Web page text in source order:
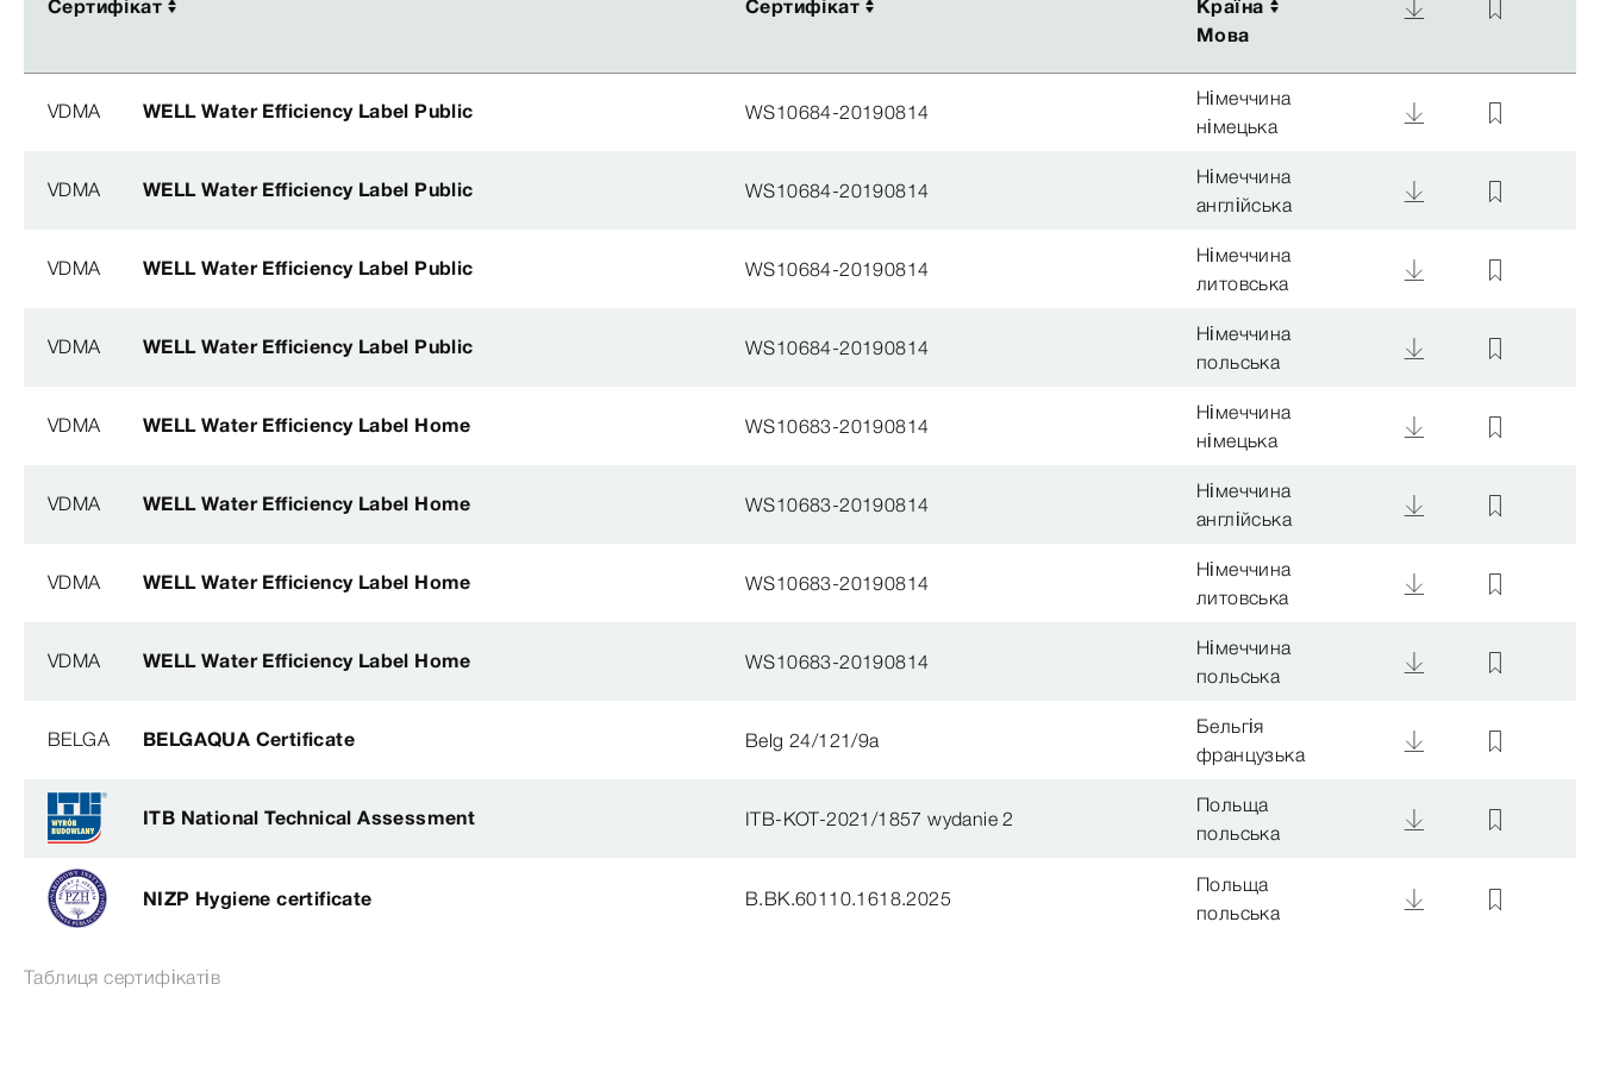
Сертифікат Сертифікат
Країна
Мова
Сертифікат Сертифікат
Країна
Мова
VDMA WELL Water Efficiency Label Public WS10684-20190814
Німеччина
німецька
VDMA WELL Water Efficiency Label Public WS10684-20190814
Німеччина
англійська
VDMA WELL Water Efficiency Label Public WS10684-20190814
Німеччина
литовська
VDMA WELL Water Efficiency Label Public WS10684-20190814
Німеччина
польська
VDMA WELL Water Efficiency Label Home WS10683-20190814
Німеччина
німецька
VDMA WELL Water Efficiency Label Home WS10683-20190814
Німеччина
англійська
VDMA WELL Water Efficiency Label Home WS10683-20190814
Німеччина
литовська
VDMA WELL Water Efficiency Label Home WS10683-20190814
Німеччина
польська
BELGA BELGAQUA Certificate Belg 24/121/9a
Бельгія
французька
ITB National Technical Assessment ITB-KOT-2021/1857 wydanie 2
Польща
польська
NIZP Hygiene certificate B.BK.60110.1618.2025
Польща
польська
Таблиця сертифікатів